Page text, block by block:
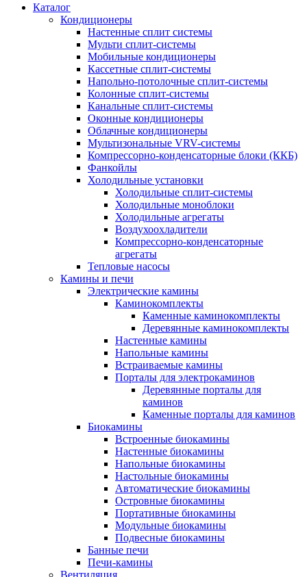
Каталог
Кондиционеры
Настенные сплит системы
Мульти сплит-системы
Мобильные кондиционеры
Кассетные сплит-системы
Напольно-потолочные сплит-системы
Колонные сплит-системы
Канальные сплит-системы
Оконные кондиционеры
Облачные кондиционеры
Мультизональные VRV-системы
Компрессорно-конденсаторные блоки (ККБ)
Фанкойлы
Холодильные установки
Холодильные сплит-системы
Холодильные моноблоки
Холодильные агрегаты
Воздухоохладители
Компрессорно-конденсаторные
агрегаты
Тепловые насосы
Камины и печи
Электрические камины
Каминокомплекты
Каменные каминокомплекты
Деревянные каминокомплекты
Настенные камины
Напольные камины
Встраиваемые камины
Порталы для электрокаминов
Деревянные порталы для
каминов
Каменные порталы для каминов
Биокамины
Встроенные биокамины
Настенные биокамины
Напольные биокамины
Настольные биокамины
Автоматические биокамины
Островные биокамины
Портативные биокамины
Модульные биокамины
Подвесные биокамины
Банные печи
Печи-камины
Вентиляция